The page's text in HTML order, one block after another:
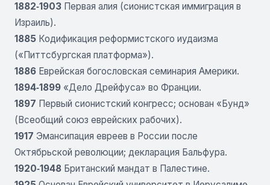
1882‑1903 Первая алия (сионистская иммиграция в
Израиль).
1885 Кодификация реформистского иудаизма
(«Питтсбургская платформа»).
1886 Еврейская богословская семинария Америки.
1894‑1899 «Дело Дрейфуса» во Франции.
1897 Первый сионистский конгресс; основан «Бунд»
(Всеобщий союз еврейских рабочих).
1917 Эмансипация евреев в России после
Октябрьской революции; декларация Бальфура.
1920‑1948 Британский мандат в Палестине.